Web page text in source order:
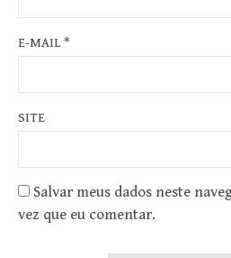
E-MAIL*
SITE
Salvar meus dados neste
vez que eu comentar.